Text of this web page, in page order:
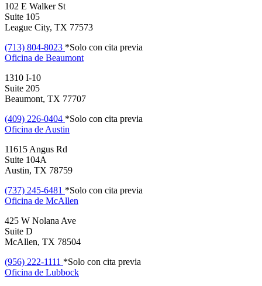
102 E Walker St
Suite 105
League City, TX 77573
(713) 804-8023 *Solo con cita previa
Oficina de Beaumont
1310 I-10
Suite 205
Beaumont, TX 77707
(409) 226-0404 *Solo con cita previa
Oficina de Austin
11615 Angus Rd
Suite 104A
Austin, TX 78759
(737) 245-6481 *Solo con cita previa
Oficina de McAllen
425 W Nolana Ave
Suite D
McAllen, TX 78504
(956) 222-1111 *Solo con cita previa
Oficina de Lubbock